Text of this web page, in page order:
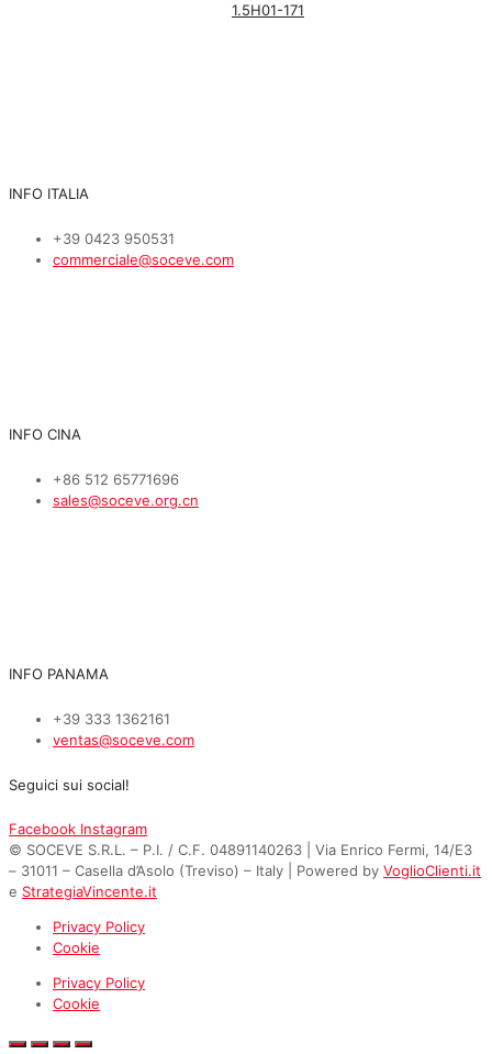
1.5H01-171
INFO ITALIA
+39 0423 950531
commerciale@soceve.com
INFO CINA
+86 512 65771696
sales@soceve.org.cn
INFO PANAMA
+39 333 1362161
ventas@soceve.com
Seguici sui social!
Facebook Instagram
© SOCEVE S.R.L. – P.I. / C.F. 04891140263 | Via Enrico Fermi, 14/E3
– 31011 – Casella d’Asolo (Treviso) – Italy | Powered by VoglioClienti.it
e StrategiaVincente.it
Privacy Policy
Cookie
Privacy Policy
Cookie